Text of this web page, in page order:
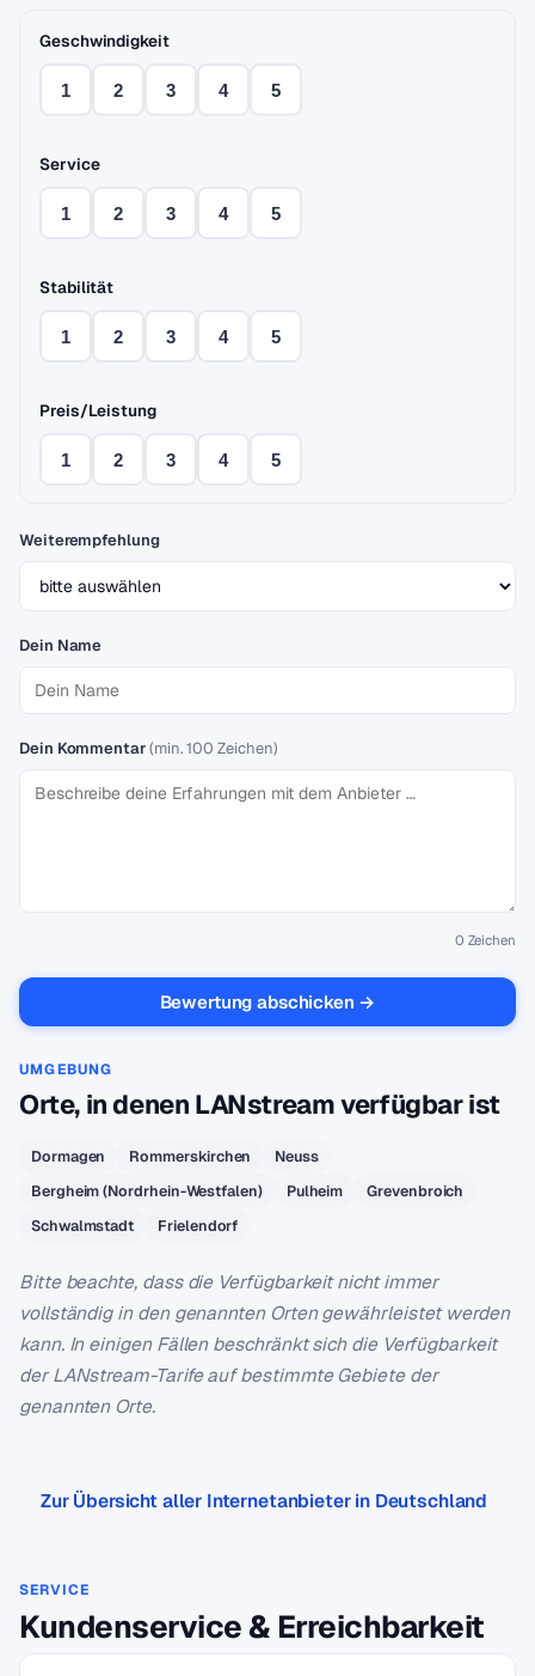
Geschwindigkeit
1 2 3 4 5
Service
1 2 3 4 5
Stabilität
1 2 3 4 5
Preis/Leistung
1 2 3 4 5
Weiterempfehlung
Dein Name
Dein Kommentar(min. 100 Zeichen)
0 Zeichen
Bewertung abschicken →
UMGEBUNG
Orte, in denen LANstream verfügbar ist
Dormagen Rommerskirchen
Neuss
Bergheim (Nordrhein-Westfalen)
Pulheim
Grevenbroich
Schwalmstadt
Frielendorf
Bitte beachte, dass die Verfügbarkeit nicht immer
vollständig in den genannten Orten gewährleistet werden
kann. In einigen Fällen beschränkt sich die Verfügbarkeit
der LANstream-Tarife auf bestimmte Gebiete der
genannten Orte.
Zur Übersicht aller Internetanbieter in Deutschland
SERVICE
Kundenservice & Erreichbarkeit